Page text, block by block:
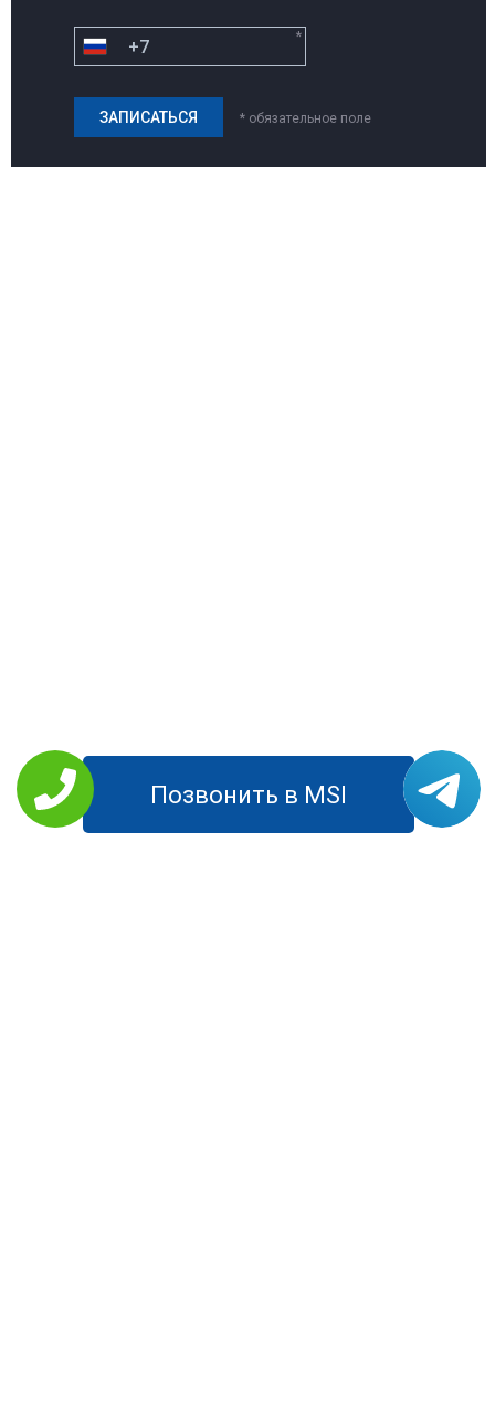
*
* обязательное поле
Позвонить в MSI